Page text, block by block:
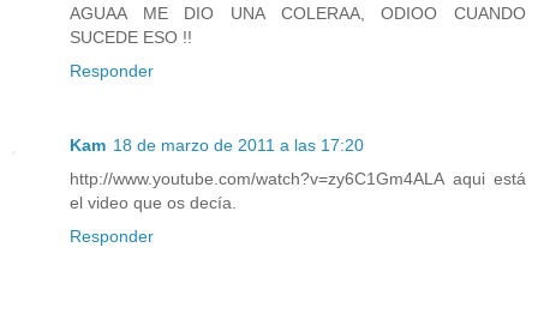
AGUAA ME DIO UNA COLERAA, ODIOO CUANDO
SUCEDE ESO !!
Responder
Kam 18 de marzo de 2011 a las 17:20
http://www.youtube.com/watch?v=zy6C1Gm4ALA aqui está
el video que os decía.
Responder